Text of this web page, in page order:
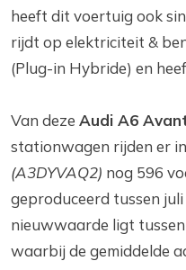
heeft dit voertuig ook
rijdt op elektriciteit &
(Plug-in Hybride) en
Van deze Audi A6
stationwagen rijden er in
(A3DYVAQ2) nog 596
geproduceerd tussen
nieuwwaarde ligt tussen
waarbij de gemiddelde